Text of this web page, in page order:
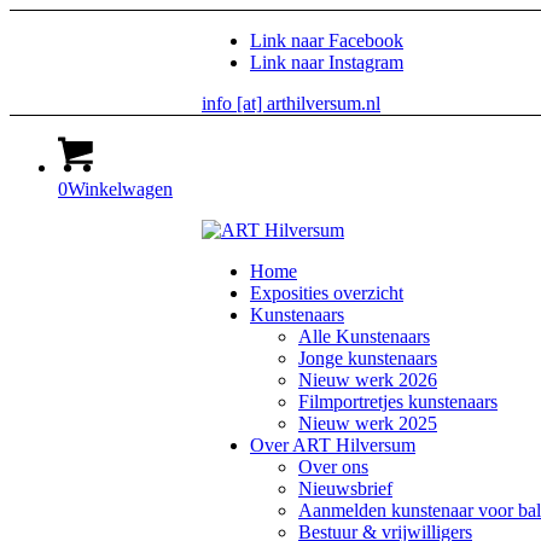
Link naar Facebook
Link naar Instagram
info [at] arthilversum.nl
0Winkelwagen
Home
Exposities overzicht
Kunstenaars
Alle Kunstenaars
Jonge kunstenaars
Nieuw werk 2026
Filmportretjes kunstenaars
Nieuw werk 2025
Over ART Hilversum
Over ons
Nieuwsbrief
Aanmelden kunstenaar voor
Bestuur & vrijwilligers